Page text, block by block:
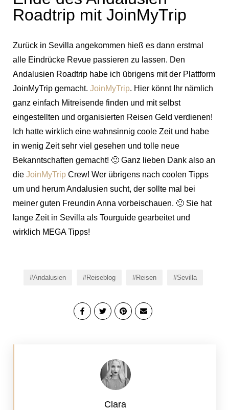
Roadtrip mit JoinMyTrip
Zurück in Sevilla angekommen hieß es dann erstmal
alle Eindrücke Revue passieren zu lassen. Den
Andalusien Roadtrip habe ich übrigens mit der Plattform
JoinMyTrip gemacht. JoinMyTrip. Hier könnt Ihr nämlich
ganz einfach Mitreisende finden und mit selbst
eingestellten und organisierten Reisen Geld verdienen!
Ich hatte wirklich eine wahnsinnig coole Zeit und habe
in wenig Zeit sehr viel gesehen und tolle neue
Bekanntschaften gemacht! 🙂 Ganz lieben Dank also an
die JoinMyTrip Crew! Wer übrigens nach coolen Tipps
um und herum Andalusien sucht, der sollte mal bei
meiner guten Freundin Anna vorbeischauen. 🙂 Sie hat
lange Zeit in Sevilla als Tourguide gearbeitet und
wirklich MEGA Tipps!
Andalusien Reiseblog Reisen Sevilla
Clara